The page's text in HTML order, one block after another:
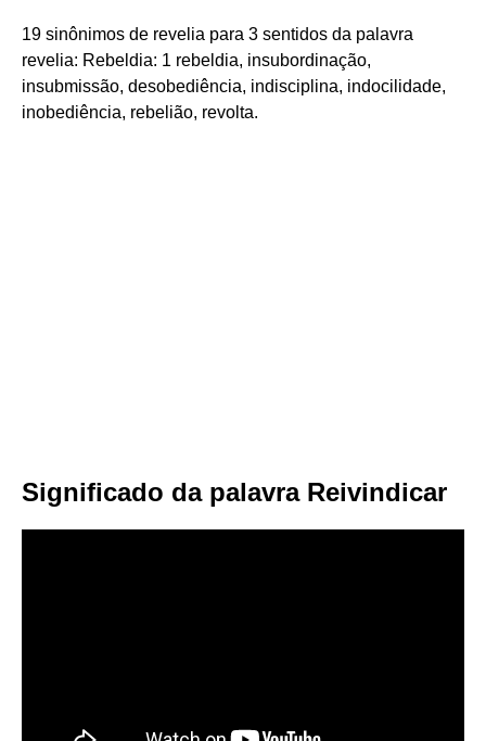
19 sinônimos de revelia para 3 sentidos da palavra
revelia: Rebeldia: 1 rebeldia, insubordinação,
insubmissão, desobediência, indisciplina, indocilidade,
inobediência, rebelião, revolta.
Significado da palavra Reivindicar